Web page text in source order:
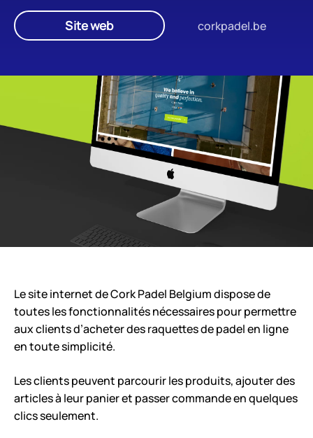
Site web corkpadel.be
Le site internet de Cork Padel Belgium dispose de
toutes les fonctionnalités nécessaires pour permettre
aux clients d’acheter des raquettes de padel en ligne
en toute simplicité.
Les clients peuvent parcourir les produits, ajouter des
articles à leur panier et passer commande en quelques
clics seulement.